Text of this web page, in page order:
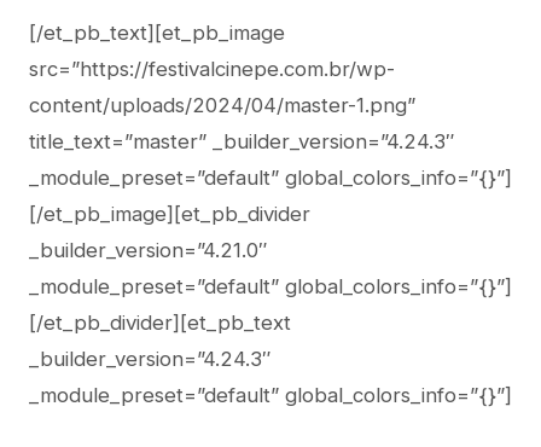
[/et_pb_text][et_pb_image
src=”https://festivalcinepe.com.br/wp-
content/uploads/2024/04/master-1.png”
title_text=”master” _builder_version=”4.24.3″
_module_preset=”default” global_colors_info=”{}”]
[/et_pb_image][et_pb_divider
_builder_version=”4.21.0″
_module_preset=”default” global_colors_info=”{}”]
[/et_pb_divider][et_pb_text
_builder_version=”4.24.3″
_module_preset=”default” global_colors_info=”{}”]